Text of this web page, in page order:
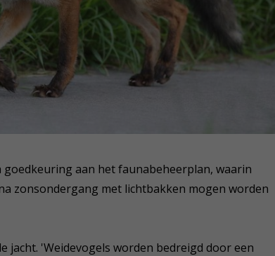
aan het faunabeheerplan, waarin
zonsondergang met lichtbakken mogen worden
jacht. 'Weidevogels worden bedreigd door een